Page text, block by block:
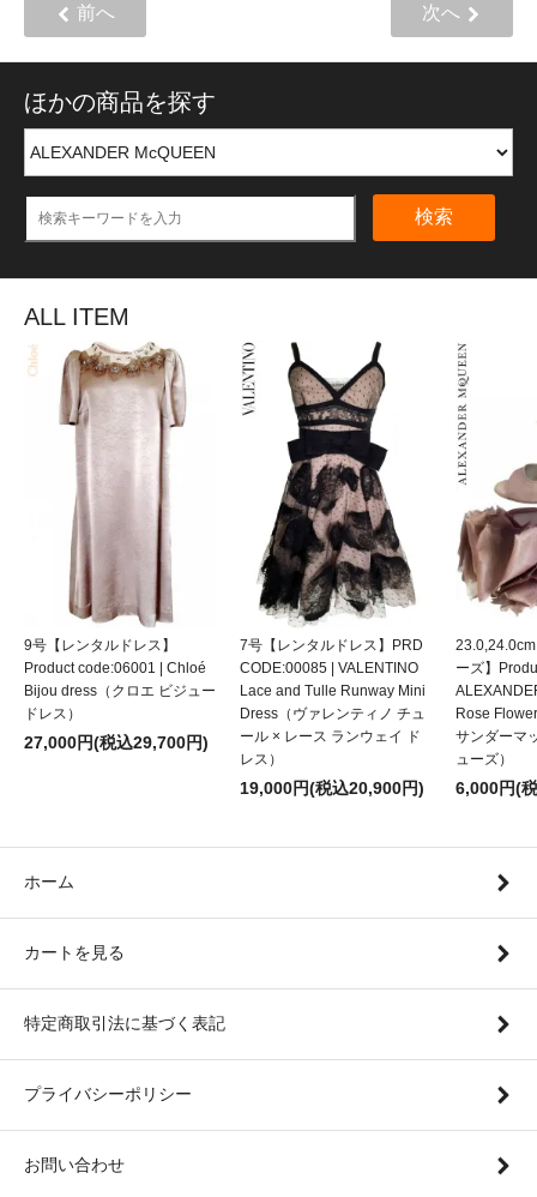
前へ 次へ
ほかの商品を探す
検索
ALL ITEM
9号【レンタルドレス】
Product code:06001 | Chloé
Bijou dress（クロエ ビジュー
ドレス）
27,000円(税込29,700円)
7号【レンタルドレス】PRD
CODE:00085 | VALENTINO
Lace and Tulle Runway Mini
Dress（ヴァレンティノ チュ
ール × レース ランウェイ ド
レス）
19,000円(税込20,900円)
ーズ】
Rose
サンダーマ
ューズ）
6,000円(
ホーム
カートを見る
特定商取引法に基づく表記
プライバシーポリシー
お問い合わせ